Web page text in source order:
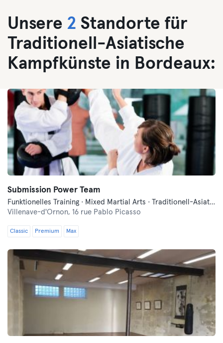
Unsere 2 Standorte für
Traditionell-Asiatische
Kampfkünste in Bordeaux:
Submission Power Team
Funktionelles Training · Mixed Martial Arts · Traditionell-Asiatische Kampfkünste
Villenave-d'Ornon, 16 rue Pablo Picasso
Classic Premium Max